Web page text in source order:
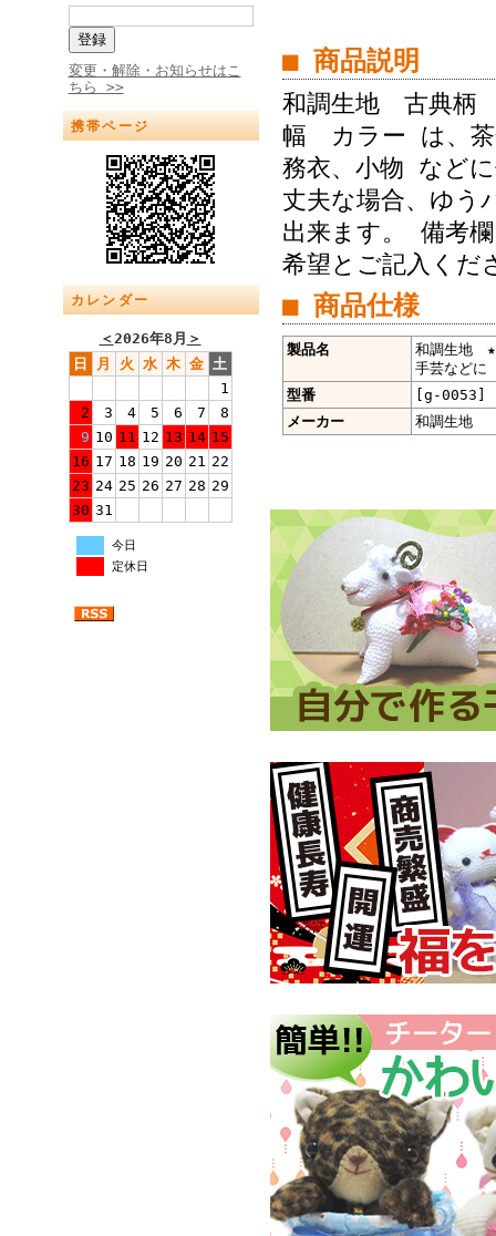
変更・解除・お知らせはこ
ちら >>
携帯ページ
カレンダー
＜2026年8月 ＞
日
月 火 水 木 金 土
1
2
3 4 5 6 7
8
9 10 11 12 13 14 15
16 17 18 19 20 21 22
23 24 25 26 27 28 29
30 31
今日
定休日
■ 商品説明
和調生地 古典
幅 カラー は、
務衣、小物 な
丈夫な場合、ゆ
出来ます。 備考
希望とご記入くだ
■ 商品仕様
製品名
和調生地
手芸など
型番
[g-0053]
メーカー
和調生地